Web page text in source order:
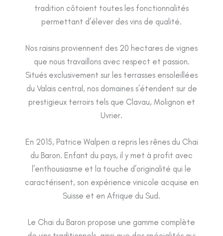
tradition côtoient toutes les fonctionnalités
permettant d’élever des vins de qualité.
Nos raisins proviennent des 20 hectares de vignes
que nous travaillons avec respect et passion.
Situés exclusivement sur les terrasses ensoleillées
du Valais central, nos domaines s’étendent sur de
prestigieux terroirs tels que Clavau, Molignon et
Uvrier.
En 2015, Patrice Walpen a repris les rênes du Chai
du Baron. Enfant du pays, il y met à profit avec
l’enthousiasme et la touche d’originalité qui le
caractérisent, son expérience vinicole acquise en
Suisse et en Afrique du Sud.
Le Chai du Baron propose une gamme complète